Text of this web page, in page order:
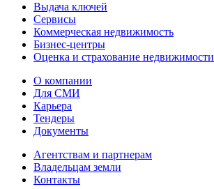
Выдача ключей
Сервисы
Коммерческая недвижимость
Бизнес-центры
Оценка и страхование недвижимости
О компании
Для СМИ
Карьера
Тендеры
Документы
Агентствам и партнерам
Владельцам земли
Контакты